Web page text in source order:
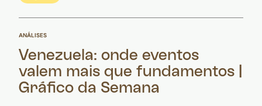
ANÁLISES
Venezuela: onde eventos
valem mais que fundamentos |
Gráfico da Semana